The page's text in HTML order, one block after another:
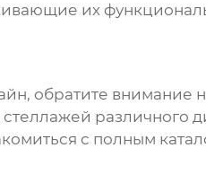
их
, обратите внимание
различного
с полным